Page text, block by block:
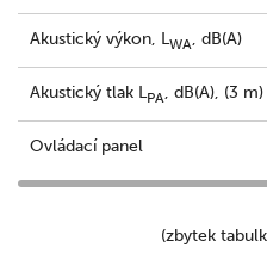
Akustický výkon, LWA, dB(A)
Akustický tlak LPA, dB(A), (3 m)
Ovládací panel
(zbytek